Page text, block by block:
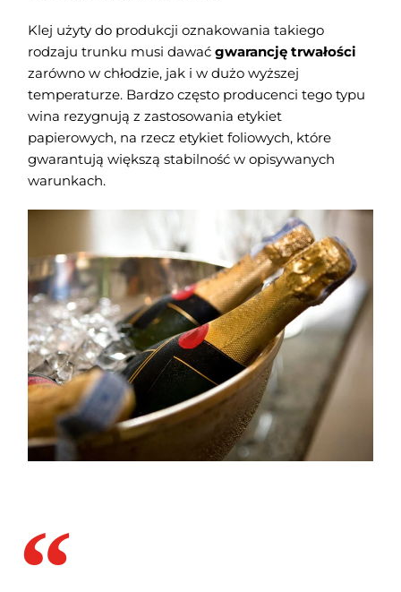
Klej użyty do produkcji oznakowania takiego
rodzaju trunku musi dawać gwarancję trwałości
zarówno w chłodzie, jak i w dużo wyższej
temperaturze. Bardzo często producenci tego typu
wina rezygnują z zastosowania etykiet
papierowych, na rzecz etykiet foliowych, które
gwarantują większą stabilność w opisywanych
warunkach.